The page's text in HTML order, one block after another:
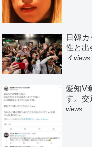
日韓
性と出
4 views
愛知V
す。交
views